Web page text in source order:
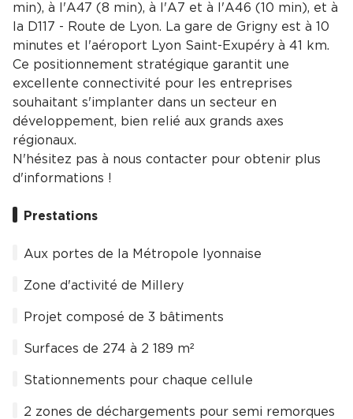
min), à l'A47 (8 min), à l'A7 et à l'A46 (10 min), et à
la D117 - Route de Lyon. La gare de Grigny est à 10
minutes et l'aéroport Lyon Saint-Exupéry à 41 km.
Ce positionnement stratégique garantit une
excellente connectivité pour les entreprises
souhaitant s'implanter dans un secteur en
développement, bien relié aux grands axes
régionaux.
N'hésitez pas à nous contacter pour obtenir plus
d'informations !
Prestations
Aux portes de la Métropole lyonnaise
Zone d'activité de Millery
Projet composé de 3 bâtiments
Surfaces de 274 à 2 189 m²
Stationnements pour chaque cellule
2 zones de déchargements pour semi remorques